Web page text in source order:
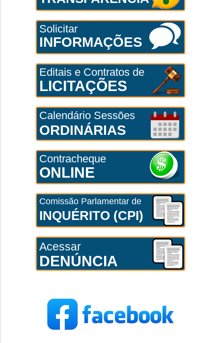
Solicitar
INFORMAÇÕES
Editais e Contratos de
LICITAÇÕES
Calendário Sessões
ORDINÁRIAS
Contracheque
ONLINE
Comissão Parlamentar de
INQUÉRITO (CPI)
Acessar
DENÚNCIA